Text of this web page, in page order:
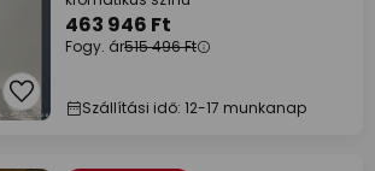
463 946 Ft
Fogy. ár515 496 Ft
Szállítási idő: 12-17 munkanap